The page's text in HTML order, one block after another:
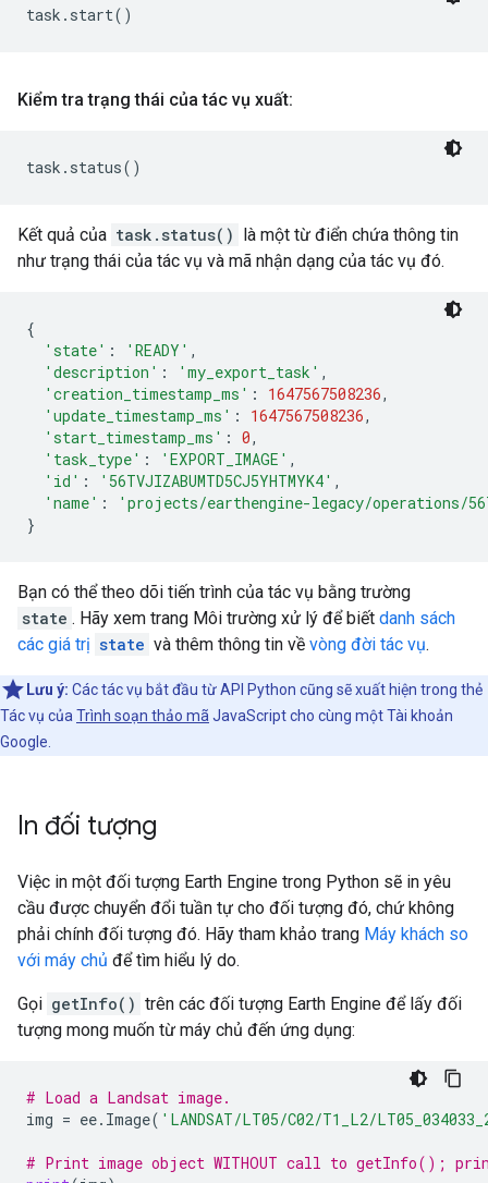
task . start()
Kiểm tra trạng thái của tác vụ xuất:
task . status()
Kết quả của task.status() là một từ điển chứa thông tin
như trạng thái của tác vụ và mã nhận dạng của tác vụ đó.
{
'state' : 'READY' ,
'description' : 'my_export_task' ,
'creation_timestamp_ms' : 1647567508236,
'update_timestamp_ms' : 1647567508236,
'start_timestamp_ms' : 0,
'task_type' : 'EXPORT_IMAGE' ,
'id' : '56TVJIZABUMTD5CJ5YHTMYK4' ,
'name' :
'projects/earthengine-legacy/operations/
}
Bạn có thể theo dõi tiến trình của tác vụ bằng trường
state . Hãy xem trang Môi trường xử lý để biết danh sách
các giá trị state và thêm thông tin về vòng đời tác vụ.
Lưu ý: Các tác vụ bắt đầu từ API Python cũng sẽ xuất hiện trong thẻ
Tác vụ của Trình soạn thảo mã JavaScript cho cùng một Tài khoản
Google.
In đối tượng
Việc in một đối tượng Earth Engine trong Python sẽ in yêu
cầu được chuyển đổi tuần tự cho đối tượng đó, chứ không
phải chính đối tượng đó. Hãy tham khảo trang Máy khách so
với máy chủ để tìm hiểu lý do.
Gọi getInfo() trên các đối tượng Earth Engine để lấy đối
tượng mong muốn từ máy chủ đến ứng dụng:
# Load a Landsat image.
img = ee. Image( 'LANDSAT/LT05/C02/T1_L2/
# Print image object WITHOUT call to getInfo();